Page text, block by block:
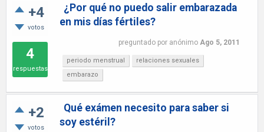
+4
votos
4
respuestas
¿Por qué no puedo salir embarazada
en mis días fértiles?
preguntado por anónimo Ago 5, 2011
periodo menstrual
relaciones sexuales
embarazo
+2
votos
Qué exámen necesito para saber si
soy estéril?